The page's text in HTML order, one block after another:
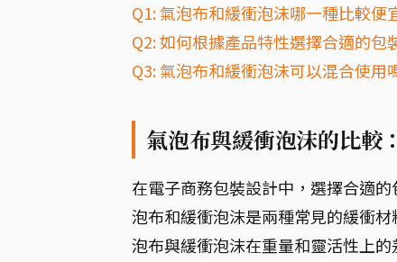
Q1: 氣泡布和緩衝泡沫哪一種比較便
Q2: 如何根據產品特性選擇合適的包
Q3: 氣泡布和緩衝泡沫可以混合使用
氣泡布與緩衝泡沫的比較
在電子商務包裝設計中，選擇合適
泡布和緩衝泡沫是兩種常見的緩衝
泡布與緩衝泡沫在重量和靈活性上